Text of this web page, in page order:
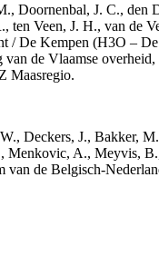
Doornenbal, J. C.,
Veen, J. H., van de
/ De Kempen (H3O –
de Vlaamse
Maasregio.
Deckers, J., Bakker,
A., Meyvis,
de Belgisch-